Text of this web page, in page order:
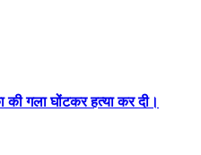
की गला घोंटकर हत्या कर दी।